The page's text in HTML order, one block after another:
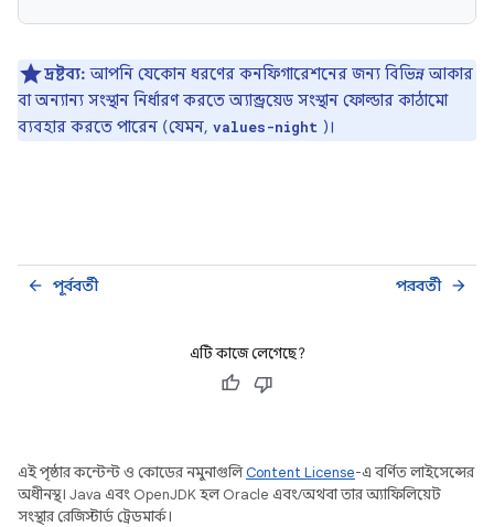
দ্রষ্টব্য: আপনি যেকোন ধরণের কনফিগারেশনের জন্য বিভিন্ন আকার
বা অন্যান্য সংস্থান নির্ধারণ করতে অ্যান্ড্রয়েড সংস্থান ফোল্ডার কাঠামো
ব্যবহার করতে পারেন (যেমন, values-night )।
পূর্ববর্তী
arrow_back পরবর্তী arrow_forward
এটি কাজে লেগেছে?
এই পৃষ্ঠার কন্টেন্ট ও কোডের নমুনাগুলিContent License-এ বর্ণিত লাইসেন্সের
অধীনস্থ। Java এবং OpenJDK হল Oracle এবং/অথবা তার অ্যাফিলিয়েট
সংস্থার রেজিস্টার্ড ট্রেডমার্ক।